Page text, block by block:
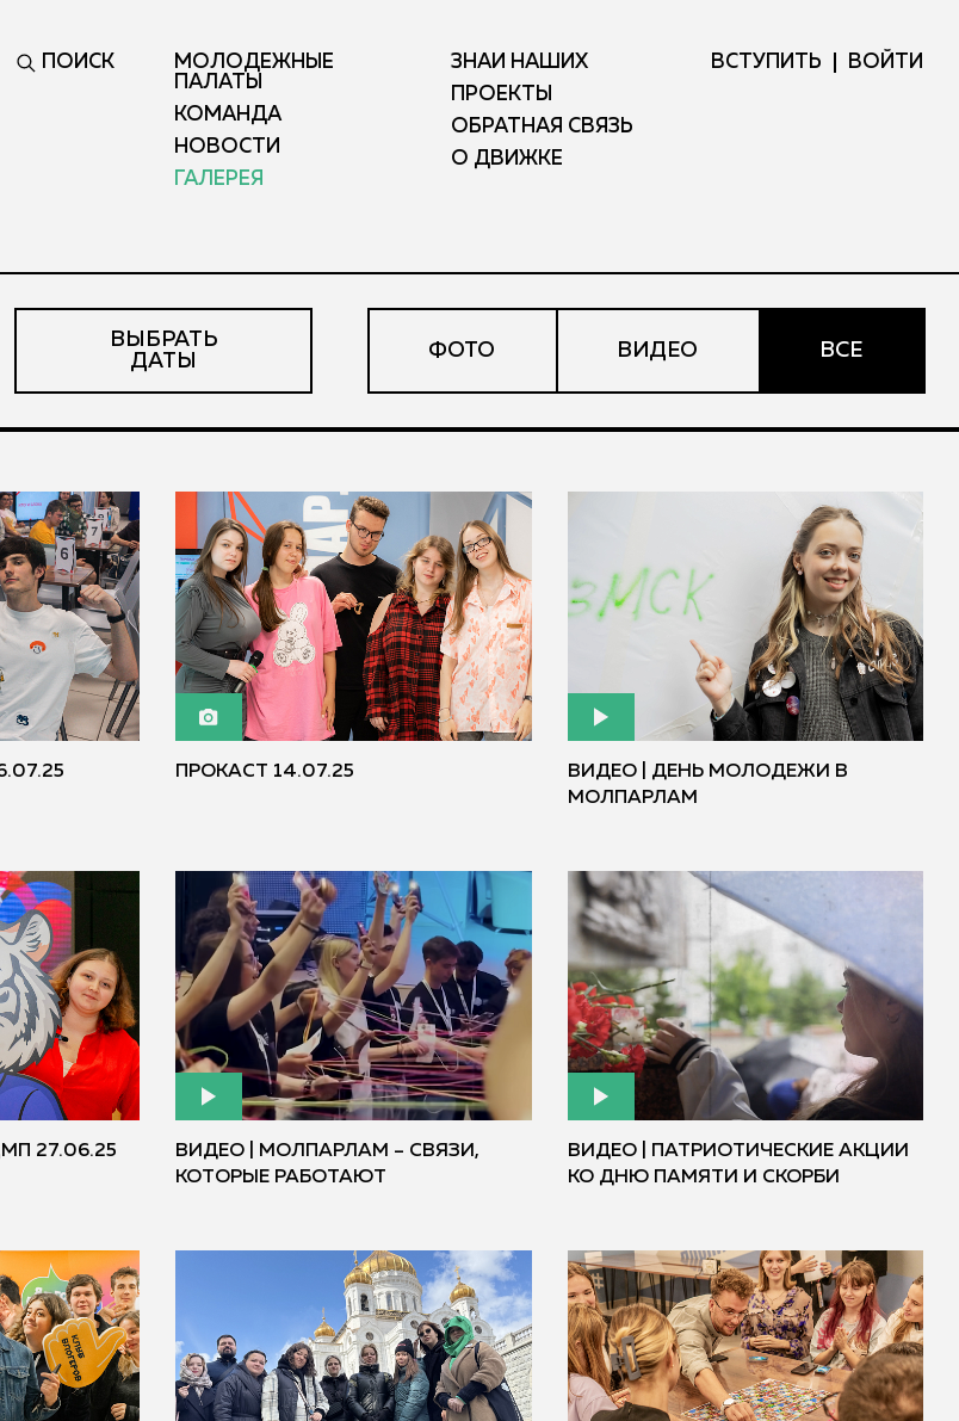
ПОИСК
МОЛОДЕЖНЫЕ
ПАЛАТЫ
КОМАНДА
НОВОСТИ
ГАЛЕРЕЯ
ЗНАЙ НАШИХ
ПРОЕКТЫ
ОБРАТНАЯ СВЯЗЬ
О ДВИЖКЕ
ВСТУПИТЬ ВОЙТИ
ВЫБРАТЬ
ДАТЫ
ФОТО ВИДЕО ВСЕ
ПРОКАСТ 14.07.25
ВИДЕО | ДЕНЬ МОЛОДЕЖИ В
МОЛПАРЛАМ
27.06.25
ВИДЕО | МОЛПАРЛАМ – СВЯЗИ,
КОТОРЫЕ РАБОТАЮТ
ВИДЕО | ПАТРИОТИЧЕСКИЕ АКЦИИ
КО ДНЮ ПАМЯТИ И СКОРБИ